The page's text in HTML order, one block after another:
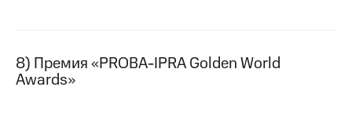
8) Премия «PROBA-IPRA Golden World
Awards»